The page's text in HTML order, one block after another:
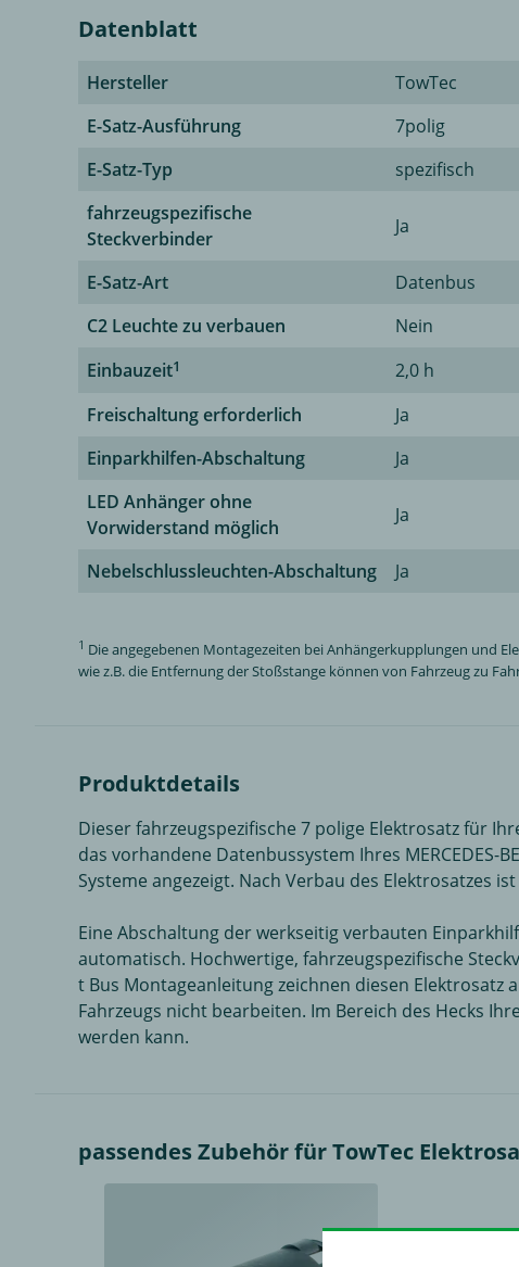
Datenblatt
Hersteller
TowTec
E-Satz-Ausführung
7polig
E-Satz-Typ
spezifisch
fahrzeugspezifische
Steckverbinder
Ja
E-Satz-Art
Datenbus
C2 Leuchte zu verbauen
Nein
Einbauzeit1
2,0 h
Freischaltung erforderlich
Ja
Einparkhilfen-Abschaltung
Ja
LED Anhänger ohne
Vorwiderstand möglich
Ja
Nebelschlussleuchten-Abschaltung Ja
1 Die angegebenen Montagezeiten bei Anhängerkupplungen und
wie z.B. die Entfernung der Stoßstange können von Fahrzeug zu
Produktdetails
Dieser fahrzeugspezifische 7 polige Elektrosatz für
das vorhandene Datenbussystem Ihres MERCEDES-
Systeme angezeigt. Nach Verbau des Elektrosatzes
Eine Abschaltung der werkseitig verbauten
automatisch. Hochwertige, fahrzeugspezifische
t Bus Montageanleitung zeichnen diesen Elektrosatz
Fahrzeugs nicht bearbeiten. Im Bereich des Hecks
werden kann.
passendes Zubehör für TowTec